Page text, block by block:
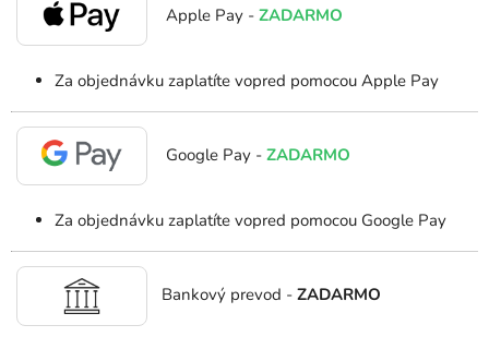
Apple Pay - ZADARMO
Za objednávku zaplatíte vopred pomocou Apple Pay
Google Pay - ZADARMO
Za objednávku zaplatíte vopred pomocou Google Pay
Bankový prevod - ZADARMO